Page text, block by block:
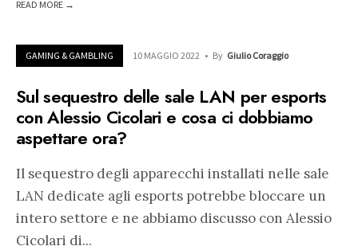
READ MORE →
GAMING & GAMBLING 10 MAGGIO 2022 • By Giulio Coraggio
Sul sequestro delle sale LAN per esports
con Alessio Cicolari e cosa ci dobbiamo
aspettare ora?
Il sequestro degli apparecchi installati nelle sale
LAN dedicate agli esports potrebbe bloccare un
intero settore e ne abbiamo discusso con Alessio
Cicolari di...